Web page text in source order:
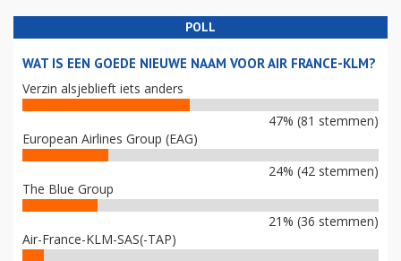
POLL
WAT IS EEN GOEDE NIEUWE NAAM VOOR AIR FRANCE-KLM?
Verzin alsjeblieft iets anders
47% (81 stemmen)
European Airlines Group (EAG)
24% (42 stemmen)
The Blue Group
21% (36 stemmen)
Air-France-KLM-SAS(-TAP)